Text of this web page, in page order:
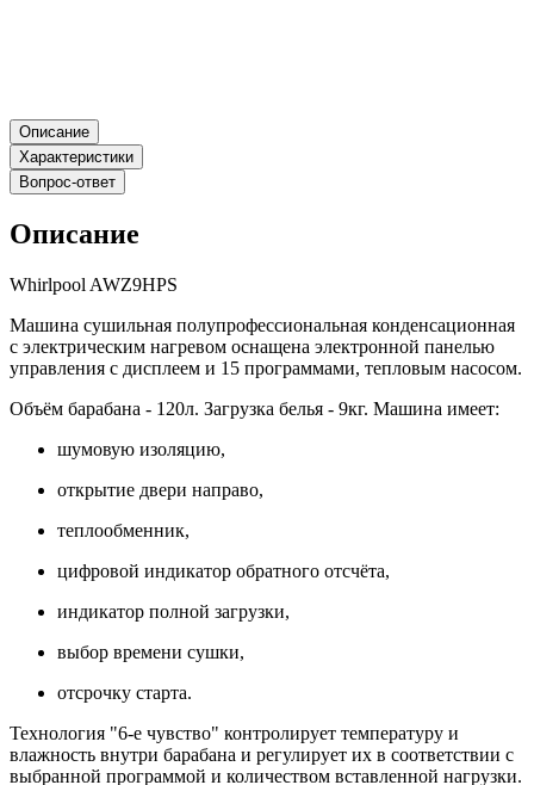
Описание
Характеристики
Вопрос-ответ
Описание
Whirlpool AWZ9HPS
Машина сушильная полупрофессиональная конденсационная
с электрическим нагревом оснащена электронной панелью
управления с дисплеем и 15 программами, тепловым насосом.
Объём барабана - 120л. Загрузка белья - 9кг. Машина имеет:
шумовую изоляцию,
открытие двери направо,
теплообменник,
цифровой индикатор обратного отсчёта,
индикатор полной загрузки,
выбор времени сушки,
отсрочку старта.
Технология "6-е чувство" контролирует температуру и
влажность внутри барабана и регулирует их в соответствии с
выбранной программой и количеством вставленной нагрузки.